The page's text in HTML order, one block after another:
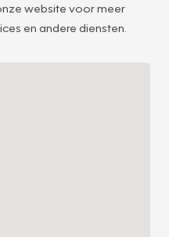
website voor meer
en andere diensten.